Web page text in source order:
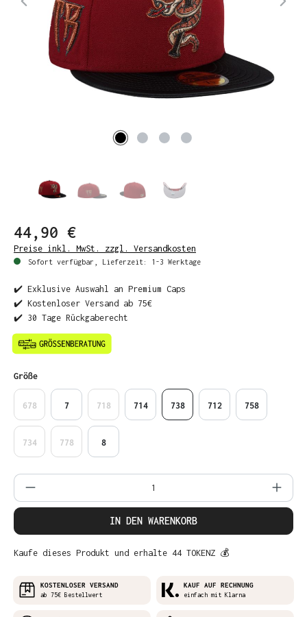
44,90 €
Preise inkl. MwSt. zzgl. Versandkosten
Sofort verfügbar, Lieferzeit: 1-3 Werktage
✔️ Exklusive Auswahl an Premium Caps
✔️ Kostenloser Versand ab 75€
✔️ 30 Tage Rückgaberecht
Größeauswählen
678 7 718 714 738 712 758
734 778 8
Produkt Anzahl: Gib den gewünschten
IN DEN WARENKORB
Kaufe dieses Produkt und erhalte 44 TOKENZ 💰
KOSTENLOSER VERSAND
ab 75€ Bestellwert
KAUF AUF RECHNUNG
einfach mit Klarna